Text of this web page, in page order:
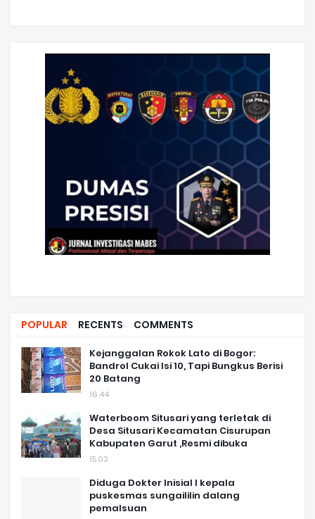
POPULAR RECENTS COMMENTS
Kejanggalan Rokok Lato di Bogor:
Bandrol Cukai Isi 10, Tapi Bungkus Berisi
20 Batang
16.44
Waterboom Situsari yang terletak di
Desa Situsari Kecamatan Cisurupan
Kabupaten Garut ,Resmi dibuka
15.03
Diduga Dokter Inisial I kepala
puskesmas sungaililin dalang
pemalsuan